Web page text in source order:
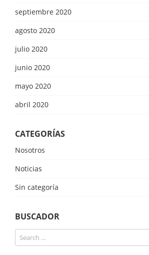
septiembre 2020
agosto 2020
julio 2020
junio 2020
mayo 2020
abril 2020
CATEGORÍAS
Nosotros
Noticias
Sin categoría
BUSCADOR